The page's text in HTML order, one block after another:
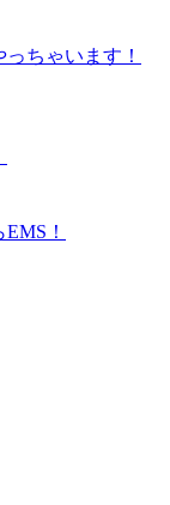
ちゃいます！
！